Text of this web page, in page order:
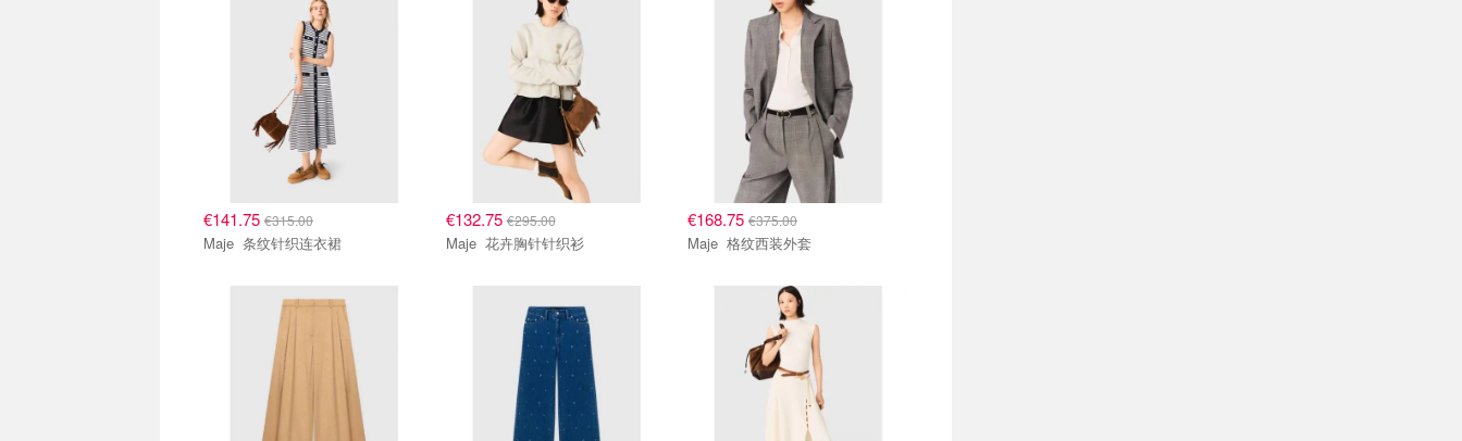
€141.75 €315.00
Maje 条纹针织连衣裙
€132.75€295.00
Maje 花卉胸针针织衫
€168.75 €375.00
Maje 格纹西装外套